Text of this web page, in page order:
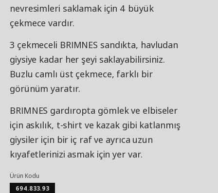
nevresimleri saklamak için 4 büyük
çekmece vardır.
3 çekmeceli BRIMNES sandıkta, havludan
giysiye kadar her şeyi saklayabilirsiniz.
Buzlu camlı üst çekmece, farklı bir
görünüm yaratır.
BRIMNES gardıropta gömlek ve elbiseler
için askılık, t-shirt ve kazak gibi katlanmış
giysiler için bir iç raf ve ayrıca uzun
kıyafetlerinizi asmak için yer var.
Ürün Kodu
694.833.93